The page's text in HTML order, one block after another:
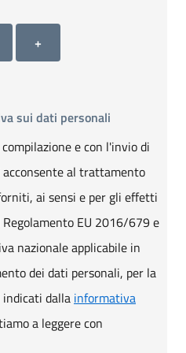
3Allegato 4
+
sui dati personali
e con l'invio di
al trattamento
ai sensi e per gli effetti
EU 2016/679 e
nazionale applicabile in
dei dati personali, per la
dalla informativa
a leggere con